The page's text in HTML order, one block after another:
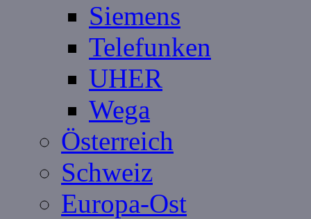
Siemens
Telefunken
UHER
Wega
Österreich
Schweiz
Europa-Ost